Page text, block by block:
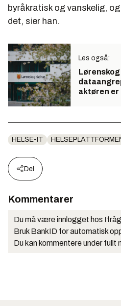
byråkratisk og vanskelig,
det, sier han.
Les også:
aktøren er
HELSE-IT
Del
Kommentarer
Du må være innlogget hos
Bruk BankID for automatisk
Du kan kommentere under fullt